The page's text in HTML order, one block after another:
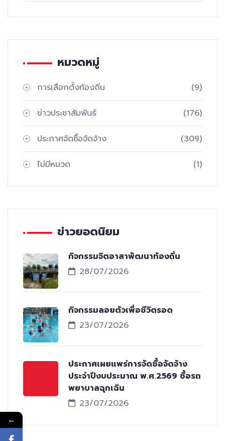
หมวดหมู่
การเลือกตั้งท้องถิ่น (9)
ข่าวประชาสัมพันธ์ (176)
ประกาศจัดซื้อจัดจ้าง (309)
ไม่มีหมวด (1)
ข่าวยอดนิยม
กิจกรรมจิตอาสาพัฒนาท้องถิ่น
28/07/2026
กิจกรรมลอยตัวเพื่อชีวิตรอด
23/07/2026
ประกาศเผยแพร่การจัดซื้อจัดจ้าง
ประจำปีงบประมาณ พ.ศ.2569 ซื้อรถ
พยาบาลฉุกเฉิน
23/07/2026
←